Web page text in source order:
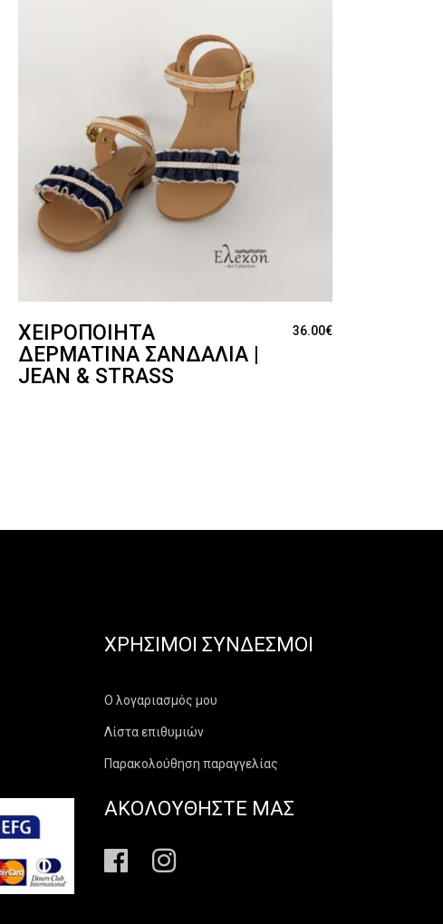
ΧΕΙΡΟΠΟΊΗΤΑ
ΔΕΡΜΆΤΙΝΑ ΣΑΝΔΆΛΙΑ |
JEAN & STRASS
36.00€
ΧΡΉΣΙΜΟΙ ΣΎΝΔΕΣΜΟΙ
Ο λογαριασμός μου
Λίστα επιθυμιών
Παρακολούθηση παραγγελίας
ΑΚΟΛΟΥΘΗΣΤΕ ΜΑΣ